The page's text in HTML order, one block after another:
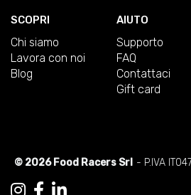
SCOPRI
Chi siamo
Lavora con noi
Blog
AIUTO
Supporto
FAQ
Contattaci
Gift card
© 2026 Food Racers Srl - P.IVA